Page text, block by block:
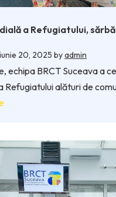
a Refugiatului,
iunie 20, 2025 byadmin
echipa BRCT Suceava a
Refugiatului alături de